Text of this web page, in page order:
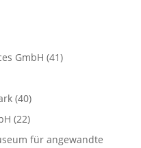
GmbH (41)
(40)
(22)
für angewandte